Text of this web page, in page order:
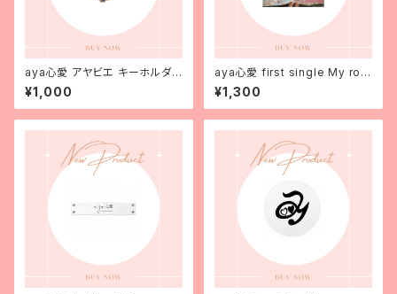
aya心愛 アヤビエ キーホルダ
ー
¥1,000
aya心愛 first single My roc
k〜私の支え〜 単品
¥1,300